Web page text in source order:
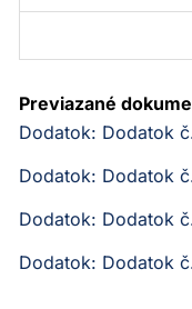
Previazané
Dodatok: Dodatok
Dodatok: Dodatok
Dodatok: Dodatok
Dodatok: Dodatok